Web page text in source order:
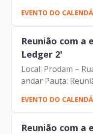
EVENTO DO
Reunião com a
Ledger 2'
Local: Prodam –
andar Pauta:
institucional
Dantas – Prodam
– Prodam Eduardo
EVENTO DO
Reunião com a